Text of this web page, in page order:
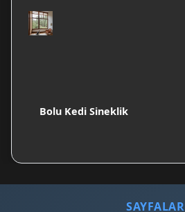
Bolu Kedi Sineklik
SAYFALAR